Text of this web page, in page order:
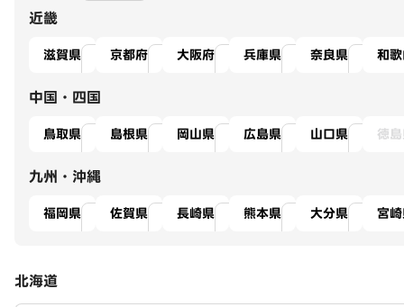
近畿
滋賀県 京都府 大阪府 兵庫県 奈良県 和
中国・四国
鳥取県 島根県 岡山県 広島県 山口県 徳
九州・沖縄
福岡県 佐賀県 長崎県 熊本県 大分県 宮
北海道